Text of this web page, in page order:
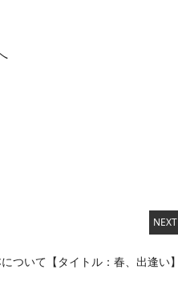
NEXT
ついて【タイトル：春、出逢い】